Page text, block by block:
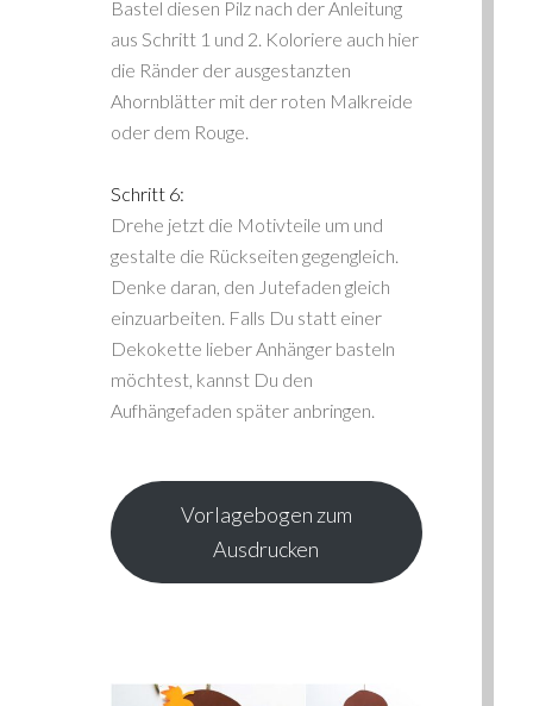
Bastel diesen Pilz nach der Anleitung
aus Schritt 1 und 2. Koloriere auch hier
die Ränder der ausgestanzten
Ahornblätter mit der roten Malkreide
oder dem Rouge.
Schritt 6:
Drehe jetzt die Motivteile um und
gestalte die Rückseiten gegengleich.
Denke daran, den Jutefaden gleich
einzuarbeiten. Falls Du statt einer
Dekokette lieber Anhänger basteln
möchtest, kannst Du den
Aufhängefaden später anbringen.
Vorlagebogen zum
Ausdrucken